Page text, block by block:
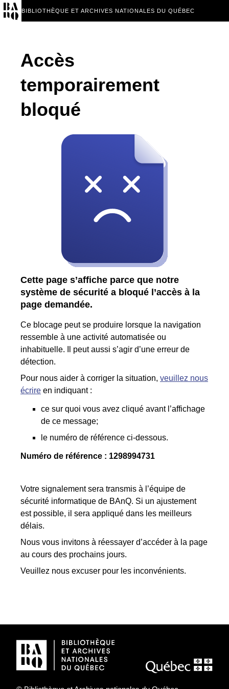
BIBLIOTHÈQUE ET ARCHIVES NATIONALES DU QUÉBEC
Accès
temporairement
bloqué
Cette page s’affiche parce que notre
système de sécurité a bloqué l’accès à la
page demandée.
Ce blocage peut se produire lorsque la navigation
ressemble à une activité automatisée ou
inhabituelle. Il peut aussi s’agir d’une erreur de
détection.
Pour nous aider à corriger la situation, veuillez nous
écrire en indiquant :
ce sur quoi vous avez cliqué avant l’affichage
de ce message;
le numéro de référence ci-dessous.
Numéro de référence : 1298994731
Votre signalement sera transmis à l’équipe de
sécurité informatique de BAnQ. Si un ajustement
est possible, il sera appliqué dans les meilleurs
délais.
Nous vous invitons à réessayer d’accéder à la page
au cours des prochains jours.
Veuillez nous excuser pour les inconvénients.